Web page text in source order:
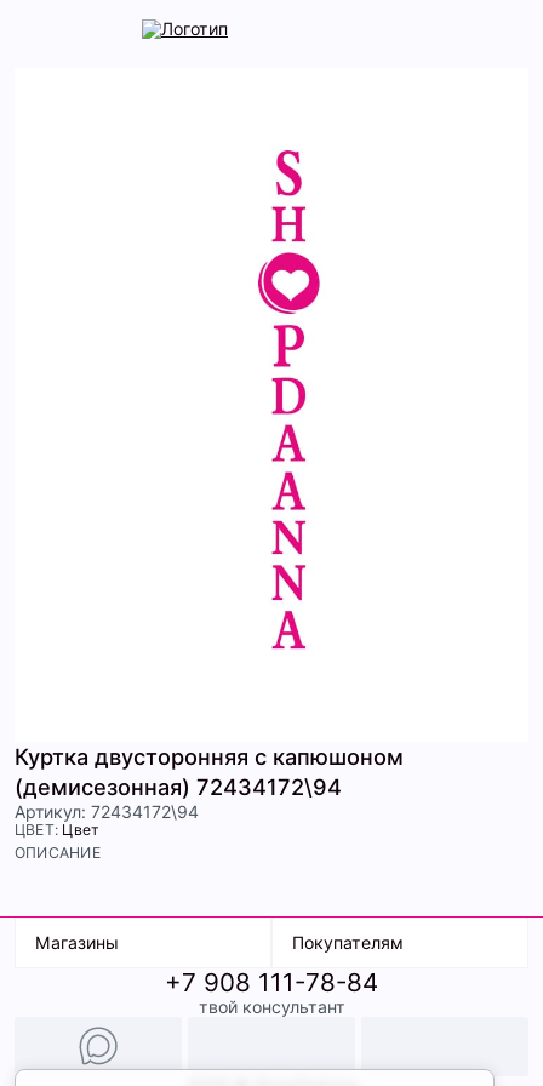
Куртка двусторонняя с капюшоном
(демисезонная) 72434172\94
Артикул: 72434172\94
ЦВЕТ: Цвет
ОПИСАНИЕ
Магазины
ТК Терминал
ТРК Континент
Покупателям
Доставка
Условия оплаты
Образы
+7 908 111-78-84
твой консультант